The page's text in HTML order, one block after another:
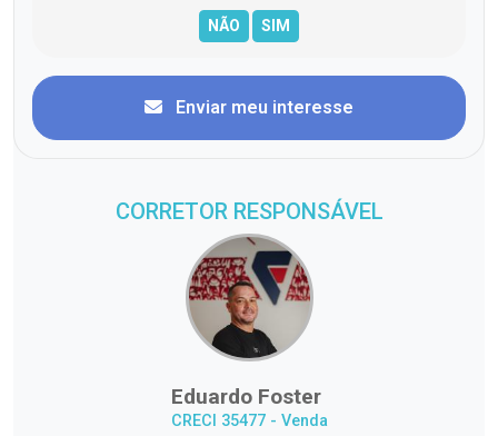
Enviar meu interesse
CORRETOR RESPONSÁVEL
Eduardo Foster
CRECI 35477 - Venda